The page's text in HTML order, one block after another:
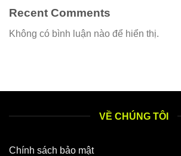
Recent Comments
Không có bình luận nào để hiển thị.
VỀ CHÚNG TÔI
Chính sách bảo mật